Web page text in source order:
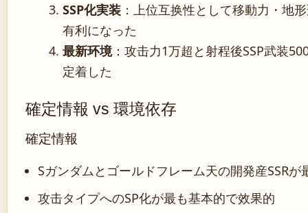
SSP化実装 ：上位互换性として移動力・地
有利になった
最新环境：攻击力1万超と射程後SSP武装
定着した
確定情報 vs 環境依存
確定情報
Sガンダムとゴールドフレーム天の開発産SSRが
攻击タイプへのSP化が最も基本的で效果的